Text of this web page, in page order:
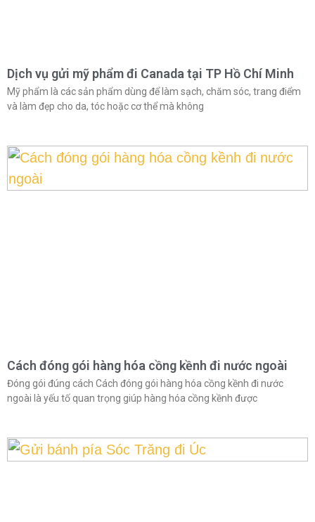
Dịch vụ gửi mỹ phẩm đi Canada tại TP Hồ Chí Minh
Mỹ phẩm là các sản phẩm dùng để làm sạch, chăm sóc, trang điểm
và làm đẹp cho da, tóc hoặc cơ thể mà không
Cách đóng gói hàng hóa cồng kềnh đi nước ngoài
Đóng gói đúng cách Cách đóng gói hàng hóa cồng kềnh đi nước
ngoài là yếu tố quan trọng giúp hàng hóa cồng kềnh được